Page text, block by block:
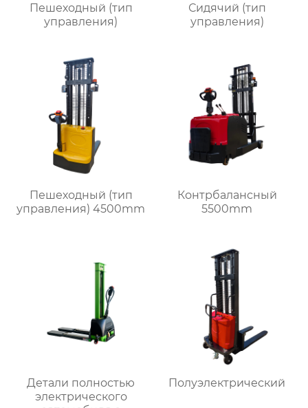
Пешеходный (тип
управления)
Сидячий (тип
управления)
Пешеходный (тип
управления) 4500mm
Контрбалансный
5500mm
Детали полностью
электрического
Полуэлектрический